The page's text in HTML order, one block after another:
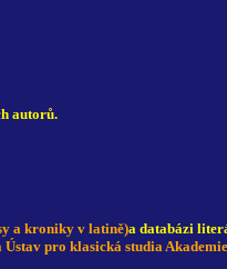
autorů.
a kroniky v latině)a databázi
pro klasická studia